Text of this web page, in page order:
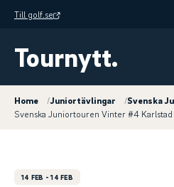
Till golf.se
Tournytt.
Home /Juniortävlingar /Svenska
Svenska Juniortouren Vinter #4
14 FEB - 14 FEB